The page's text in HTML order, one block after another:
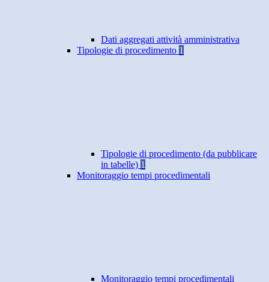
Dati aggregati attività amministrativa
Tipologie di procedimento 1
Tipologie di procedimento (da pubblicare
in tabelle) 1
Monitoraggio tempi procedimentali
Monitoraggio tempi procedimentali